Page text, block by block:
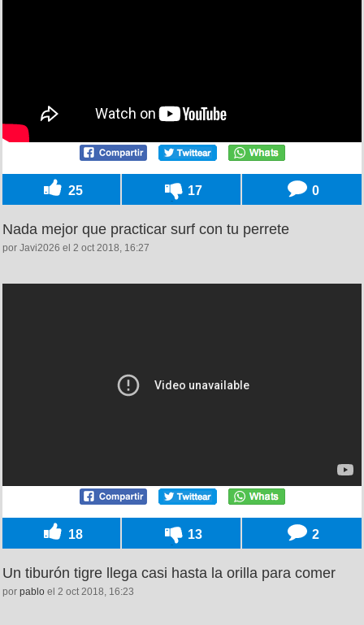
25 17 0
Nada mejor que practicar surf con tu perrete
por Javi2026 el 2 oct 2018, 16:27
18 13 2
Un tiburón tigre llega casi hasta la orilla para comer
por pablo el 2 oct 2018, 16:23